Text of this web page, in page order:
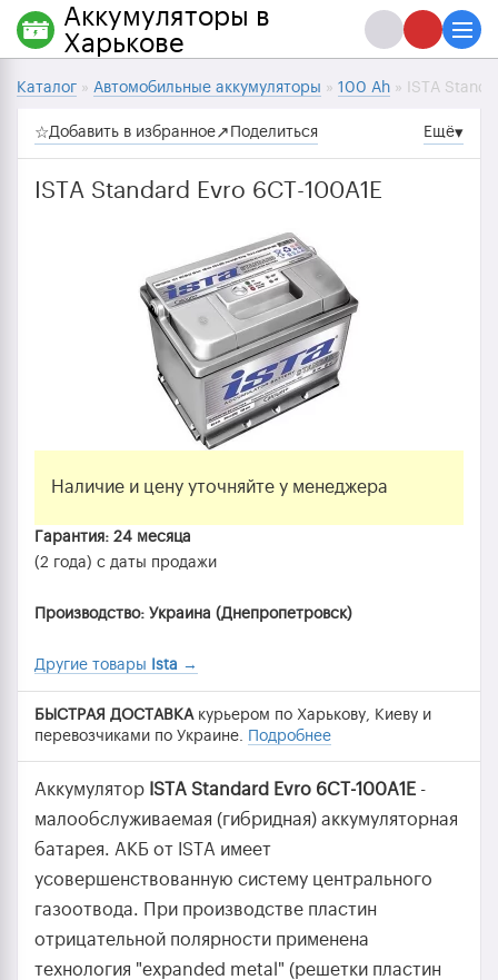
Каталог » Автомобильные аккумуляторы » 100 Ah » ISTA
☆Добавить в избранное↗ Поделиться Ещё▾
ISTA Standard Evro 6СТ-100A1Е
Наличие и цену уточняйте у менеджера
Гарантия: 24 месяца
(2 года) с даты продажи
Производство: Украина (Днепропетровск)
Другие товары Ista →
БЫСТРАЯ ДОСТАВКАкурьером по Харькову, Киеву и
перевозчиками по Украине.
Подробнее
Аккумулятор ISTA Standard Evro 6СТ-100A1Е -
малообслуживаемая (гибридная) аккумуляторная
батарея. АКБ от ISTA имеет
усовершенствованную систему центрального
газоотвода. При производстве пластин
отрицательной полярности применена
технология "expanded metal" (решетки пластин
Аккумуляторы в
Харькове